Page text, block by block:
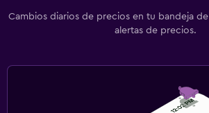
Cambios diarios de precios en tu bandeja
alertas de precios.